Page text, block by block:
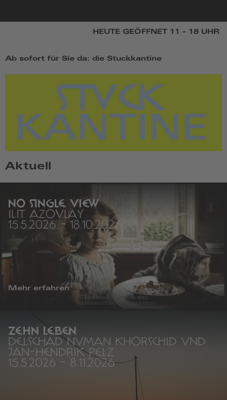
HEUTE GEÖFFNET 11 – 18 UHR
STARTSEITE WEBSITE VILLA STUCK
Ab sofort für Sie da: die Stuckkantine
Aktuell
NO SINGLE VIEW
ILIT AZOULAY
15.5.2026 - 18.10.2026
Mehr erfahren
ZEHN LEBEN
DELSCHAD NUMAN KHORSCHID UND
JAN-HENDRIK PELZ
15.5.2026 - 8.11.2026